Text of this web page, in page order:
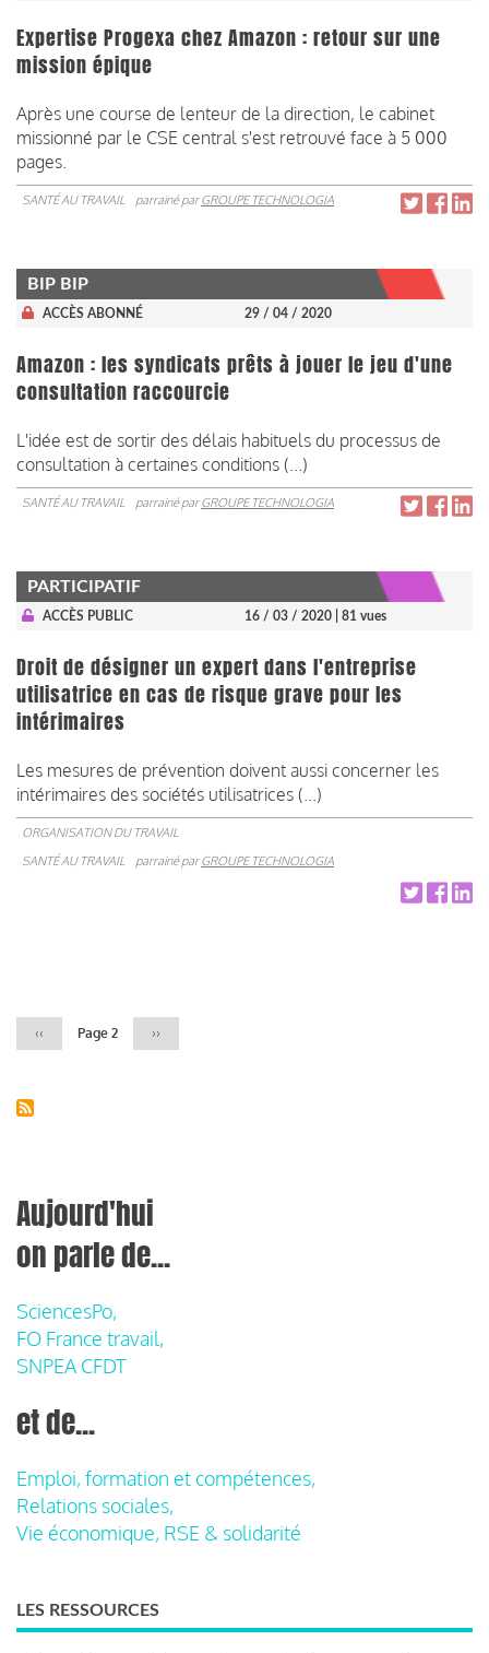
Expertise Progexa chez Amazon : retour sur une
mission épique
Après une course de lenteur de la direction, le cabinet
missionné par le CSE central s'est retrouvé face à 5 000
pages.
SANTÉ AU TRAVAIL parrainé parGROUPE TECHNOLOGIA
BIP BIP
ACCÈS ABONNÉ 29 / 04 / 2020
Amazon : les syndicats prêts à jouer le jeu d'une
consultation raccourcie
L'idée est de sortir des délais habituels du processus de
consultation à certaines conditions (...)
SANTÉ AU TRAVAIL parrainé parGROUPE TECHNOLOGIA
PARTICIPATIF
ACCÈS PUBLIC 16 / 03 / 2020 | 81 vues
Droit de désigner un expert dans l'entreprise
utilisatrice en cas de risque grave pour les
intérimaires
Les mesures de prévention doivent aussi concerner les
intérimaires des sociétés utilisatrices (...)
ORGANISATION DU TRAVAIL
SANTÉ AU TRAVAIL
parrainé parGROUPE TECHNOLOGIA
Page
précédente
‹‹ Page 2
Page
››
Aujourd'hui
on parle de...
SciencesPo,
FO France travail,
SNPEA CFDT
et de...
Emploi, formation et compétences,
Relations sociales,
Vie économique, RSE & solidarité
LES RESSOURCES